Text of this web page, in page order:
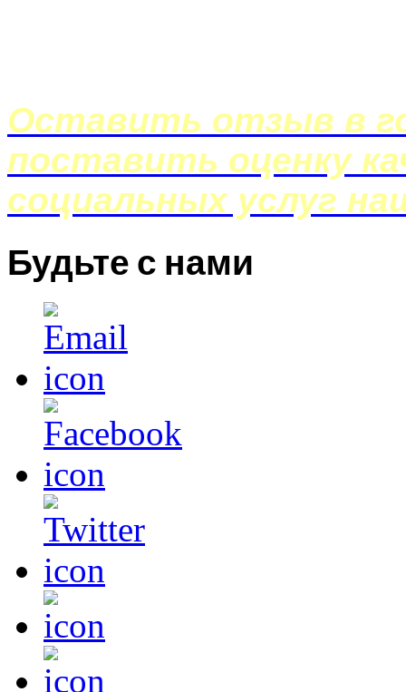
Оставить отзыв в
поставить оценку
социальных услуг
Будьте с нами